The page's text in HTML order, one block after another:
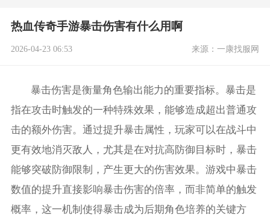
热血传奇手游暴击伤害有什么用啊
2026-04-23 06:53 来源：一康找服网
暴击伤害是衡量角色输出能力的重要指标。暴击是
指在攻击时触发的一种特殊效果，能够造成超出普通攻
击的额外伤害。通过提升暴击属性，玩家可以在战斗中
更有效地消灭敌人，尤其是在对抗高防御目标时，暴击
能够突破防御限制，产生更大的伤害效果。游戏中暴击
数值的提升直接影响暴击伤害的倍率，而非简单的触发
概率，这一机制使得暴击成为后期角色培养的关键方